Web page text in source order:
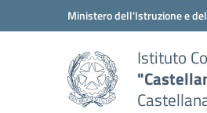
Vai ai contenuti
Vai al menu di navigazione
Ministero dell'Istruzione e
Istituto